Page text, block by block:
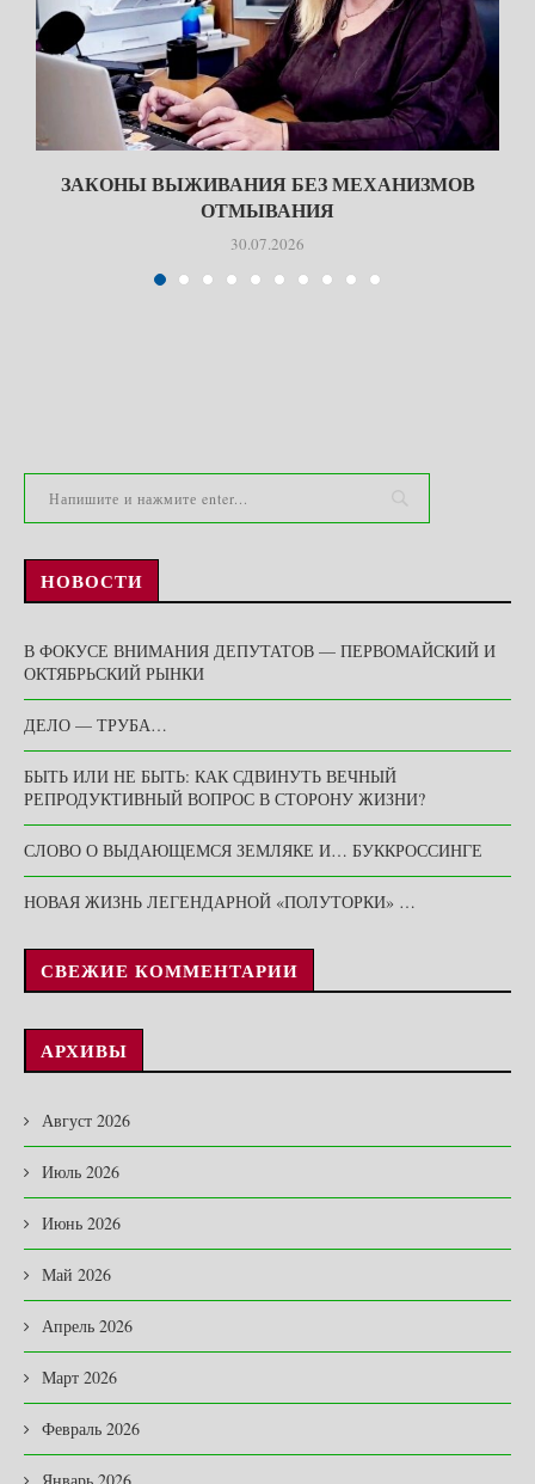
ЗАКОНЫ ВЫЖИВАНИЯ БЕЗ МЕХАНИЗМОВ
ОТМЫВАНИЯ
30.07.2026
НОВОСТИ
В ФОКУСЕ ВНИМАНИЯ ДЕПУТАТОВ — ПЕРВОМАЙСКИЙ И
ОКТЯБРЬСКИЙ РЫНКИ
ДЕЛО — ТРУБА…
БЫТЬ ИЛИ НЕ БЫТЬ: КАК СДВИНУТЬ ВЕЧНЫЙ
РЕПРОДУКТИВНЫЙ ВОПРОС В СТОРОНУ ЖИЗНИ?
СЛОВО О ВЫДАЮЩЕМСЯ ЗЕМЛЯКЕ И… БУККРОССИНГЕ
НОВАЯ ЖИЗНЬ ЛЕГЕНДАРНОЙ «ПОЛУТОРКИ» …
СВЕЖИЕ КОММЕНТАРИИ
АРХИВЫ
Август 2026
Июль 2026
Июнь 2026
Май 2026
Апрель 2026
Март 2026
Февраль 2026
Январь 2026